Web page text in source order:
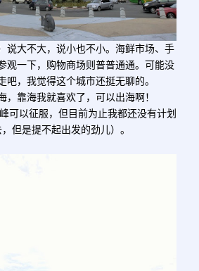
说大不大，说小也不小。海鲜市场、手
观一下，购物商场则普普通通。可能没
吧，我觉得这个城市还挺无聊的。
，靠海我就喜欢了，可以出海啊！
可以征服，但目前为止我都还没有计划
但是提不起出发的劲儿）。